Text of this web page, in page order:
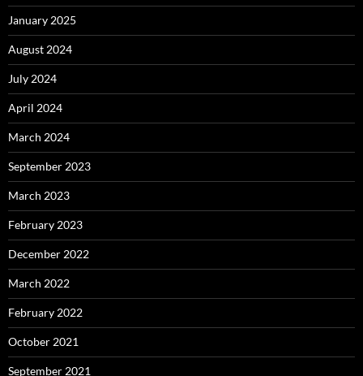
January 2025
August 2024
July 2024
April 2024
March 2024
September 2023
March 2023
February 2023
December 2022
March 2022
February 2022
October 2021
September 2021